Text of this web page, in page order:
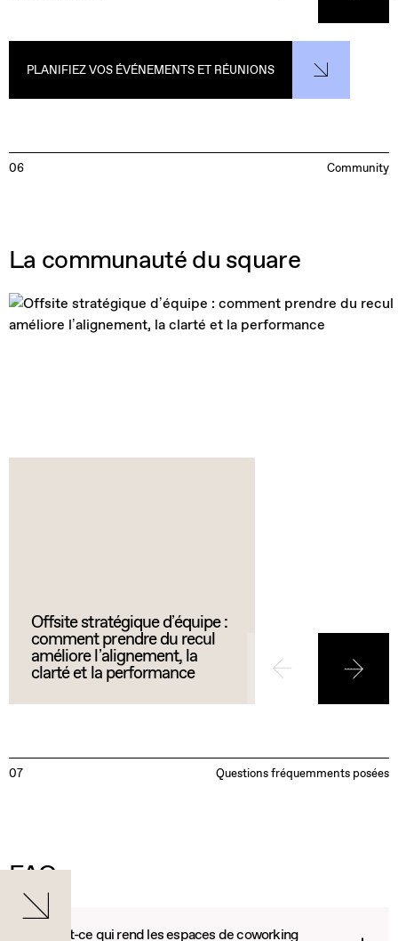
PLANIFIEZ VOS ÉVÉNEMENTS ET RÉUNIONS
06 Community
La communauté du square
Offsite stratégique d’équipe :
comment prendre du recul
améliore l’alignement, la
clarté et la performance
07 Questions fréquemments posées
FAQ
1. Qu'est-ce qui rend les espaces de coworking